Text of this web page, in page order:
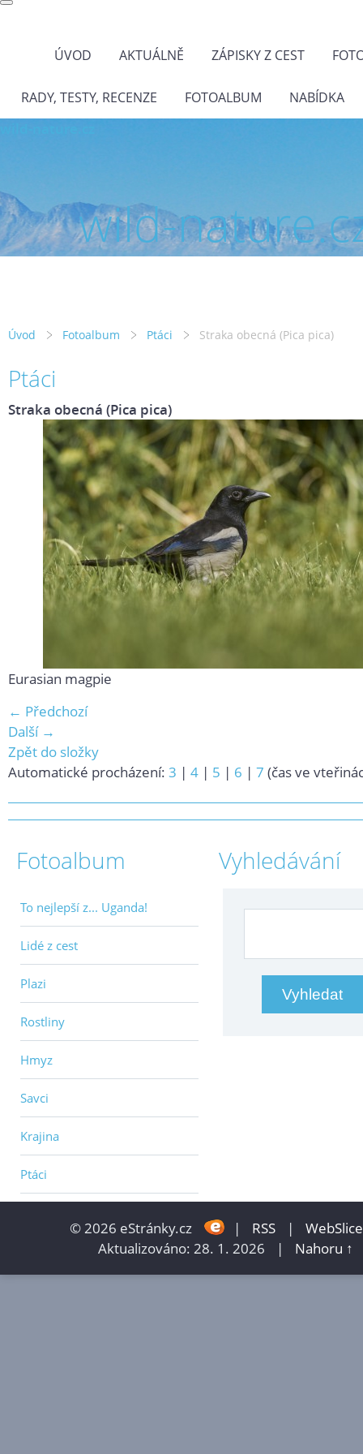
ÚVOD AKTUÁLNĚ ZÁPISKY Z CEST
RADY, TESTY, RECENZE FOTOALBUM NABÍDKA
wild-
Úvod Fotoalbum Ptáci Straka obecná (Pica pica)
Ptáci
Straka obecná (Pica pica)
Eurasian magpie
← Předchozí
Další →
Zpět do složky
Automatické procházení: 3 | 4 | 5 | 6 | 7 (čas ve
Fotoalbum
To nejlepší z... Uganda!
Lidé z cest
Plazi
Rostliny
Hmyz
Savci
Krajina
Ptáci
Vyhledávání
© 2026 eStránky.cz | RSS |
WebSlice
Aktualizováno: 28. 1. 2026
| Nahoru ↑